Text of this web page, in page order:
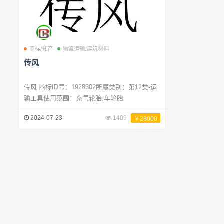
商标/知产 物流运输/建筑材料
传风
传风 商标ID号：1928302所属类别：第12类-运
输工具使用范围：充气轮胎,车轮胎
2024-07-23 1409 ￥28000